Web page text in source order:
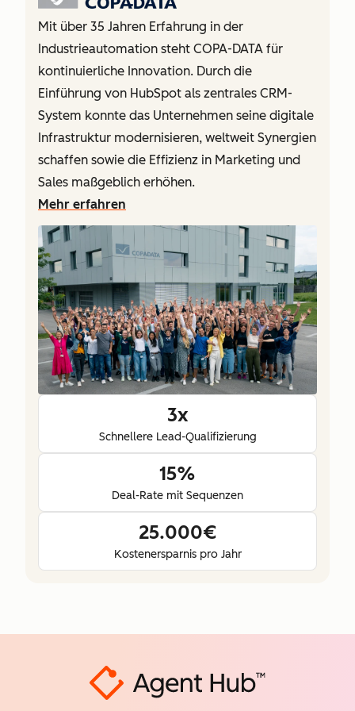
3x
Schnellere Lead-Qualifizierung
15%
Deal-Rate mit Sequenzen
25.000€
Kostenersparnis pro Jahr
Mit über 35 Jahren Erfahrung in der
Industrieautomation steht COPA-DATA für
kontinuierliche Innovation. Durch die
Einführung von HubSpot als zentrales CRM-
System konnte das Unternehmen seine digitale
Infrastruktur modernisieren, weltweit Synergien
schaffen sowie die Effizienz in Marketing und
Sales maßgeblich erhöhen.
Mehr erfahren